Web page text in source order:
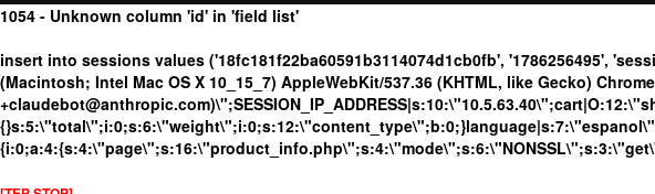
1054 - Unknown column 'id' in 'field list'
insert into sessions values ('18fc181f22ba60591b3114074d1cb0fb', '1786256495',
(Macintosh; Intel Mac OS X 10_15_7) AppleWebKit/537.36 (KHTML, like Gecko)